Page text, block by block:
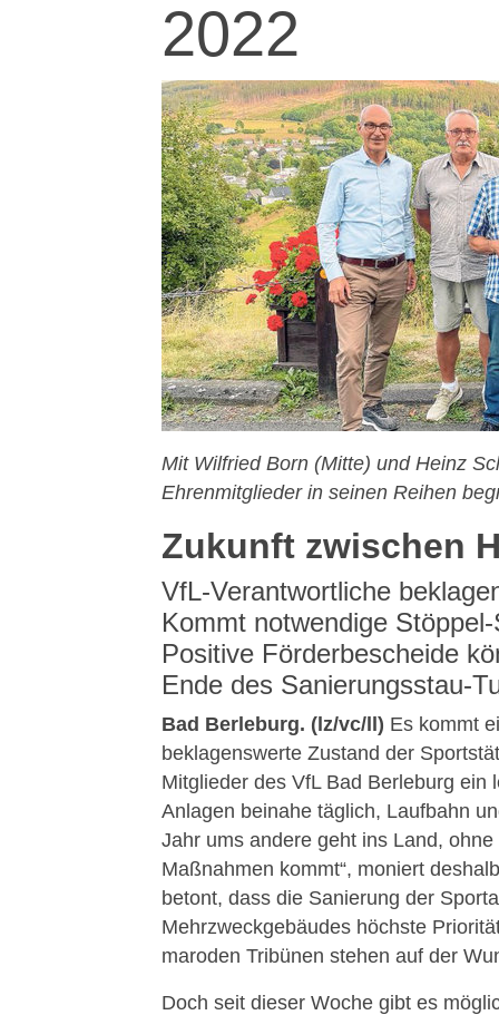
2022
Mit Wilfried Born (Mitte) und Heinz
Ehrenmitglieder in seinen Reihen
Zukunft zwischen
VfL-Verantwortliche
Kommt notwendige
Positive Förderbescheide
Ende des Sanierungsstau-
Bad Berleburg. (lz/vc/ll) Es kommt
beklagenswerte Zustand der
Mitglieder des VfL Bad Berleburg ein
Anlagen beinahe täglich, Laufbahn
Jahr ums andere geht ins Land,
Maßnahmen kommt“, moniert
betont, dass die Sanierung der
Mehrzweckgebäudes höchste
maroden Tribünen stehen auf der
Doch seit dieser Woche gibt es